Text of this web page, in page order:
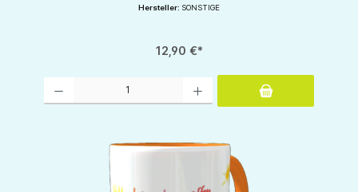
Hersteller: SONSTIGE
12,90 €*